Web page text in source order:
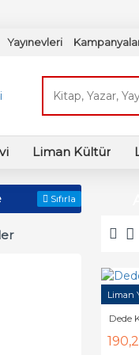
Yayınevleri
Liman Kültür
Sıfırla
Liman
Dede